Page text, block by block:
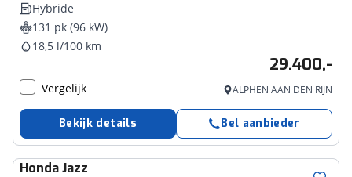
Hybride
131 pk (96 kW)
18,5 l/100 km
29.400,-
Vergelijk ALPHEN AAN DEN RIJN
Bekijk details Bel aanbieder
HondaJazz